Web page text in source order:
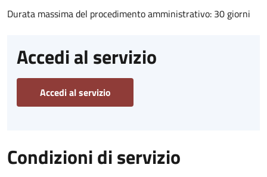
Durata massima del procedimento amministrativo: 30 giorni
Accedi al servizio
Accedi al servizio
Condizioni di servizio